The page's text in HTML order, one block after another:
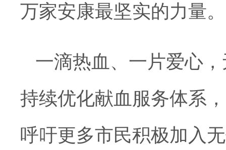
万家安康最坚实的力量。
一滴热血、一片爱心
持续优化献血服务体系
呼吁更多市民积极加入